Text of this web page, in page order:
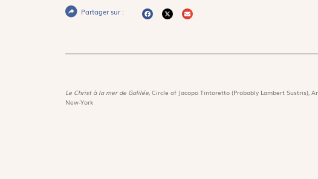
Partager sur :
Le Christ à la mer de Galilée, Circle of Jacopo Tintoretto (Probably Lambert Sustris),
New-York